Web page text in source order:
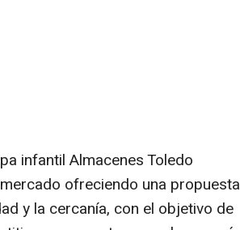
infantil Almacenes Toledo
ofreciendo una propuesta
y la cercanía, con el objetivo de